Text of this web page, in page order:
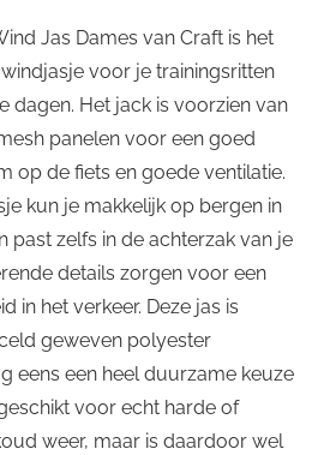
Jas Dames van Craft is het
voor je trainingsritten
dagen. Het jack is voorzien van
panelen voor een goed
op de fiets en goede ventilatie.
kun je makkelijk op bergen in
past zelfs in de achterzak van je
details zorgen voor een
in het verkeer. Deze jas is
geweven polyester
eens een heel duurzame keuze
voor echt harde of
weer, maar is daardoor wel